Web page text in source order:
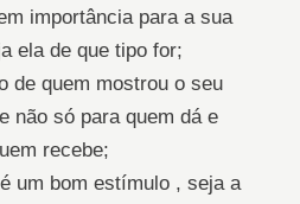
importância para a sua
ela de que tipo for;
de quem mostrou o seu
não só para quem dá e
recebe;
um bom estímulo , seja a